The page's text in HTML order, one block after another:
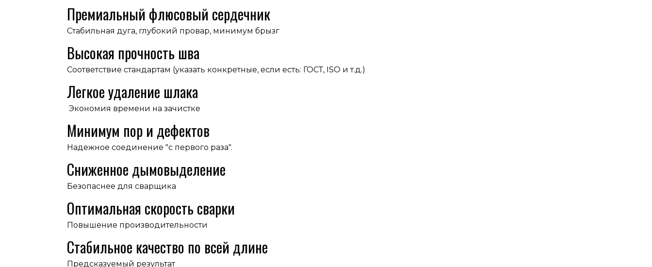
Премиальный флюсовый сердечник
Стабильная дуга, глубокий провар, минимум брызг
Высокая прочность шва
Соответствие стандартам (указать конкретные, если есть: ГОСТ, ISO и т.д.)
Легкое удаление шлака
Экономия времени на зачистке
Минимум пор и дефектов
Надежное соединение "с первого раза".
Сниженное дымовыделение
Безопаснее для сварщика
Оптимальная скорость сварки
Повышение производительности
Стабильное качество по всей длине
Предсказуемый результат